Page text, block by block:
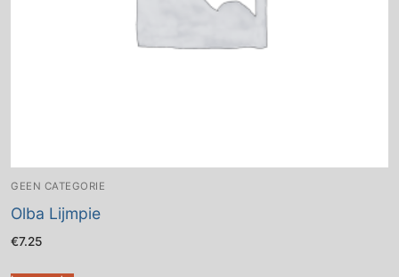
GEEN CATEGORIE
Olba Lijmpie
€7.25